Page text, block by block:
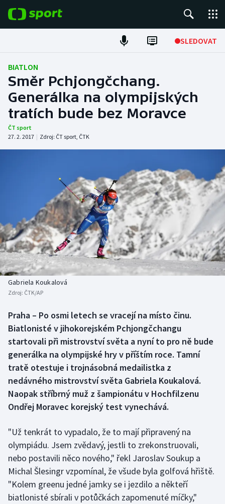
SLEDOVAT
ME v atletice
ME v plavání
Fotbal
Hokej
DALŠÍ SPORTY
Americký fotbal
Atletika
Baseball a softbal
Basketbal
Boby a skeleton
Box
Curling
Cyklistika
Dostihy
Florbal
Futsal
Golf
NEPŘEHLÉDNĚTE
Soutěže
Historické návraty
Aplikace ČT sport
BIATLON
Směr Pchjongčchang.
Generálka na olympijských
tratích bude bez Moravce
ČT sport
27. 2. 2017 | Zdroj: ČT sport, ČTK
Gabriela Koukalová
Zdroj: ČTK/AP
Praha – Po osmi letech se vracejí na místo činu.
Biatlonisté v jihokorejském Pchjongčchangu
startovali při mistrovství světa a nyní to pro ně bude
generálka na olympijské hry v příštím roce. Tamní
tratě otestuje i trojnásobná medailistka z
nedávného mistrovství světa Gabriela Koukalová.
Naopak stříbrný muž z šampionátu v Hochfilzenu
Ondřej Moravec korejský test vynechává.
"Už tenkrát to vypadalo, že to mají připravený na
olympiádu. Jsem zvědavý, jestli to zrekonstruovali,
nebo postavili něco nového," řekl Jaroslav Soukup a
Michal Šlesingr vzpomínal, že všude byla golfová hřiště.
"Kolem greenu jedné jamky se i jezdilo a někteří
biatlonisté sbírali v potůčkách zapomenuté míčky,"